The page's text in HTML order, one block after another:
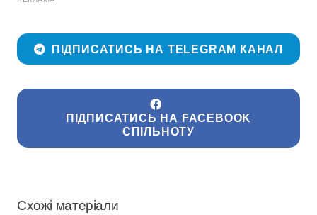
ПІДПИСАТИСЬ НА TELEGRAM КАНАЛ
ПІДПИСАТИСЬ НА FACEBOOK
СПІЛЬНОТУ
Схожі матеріали